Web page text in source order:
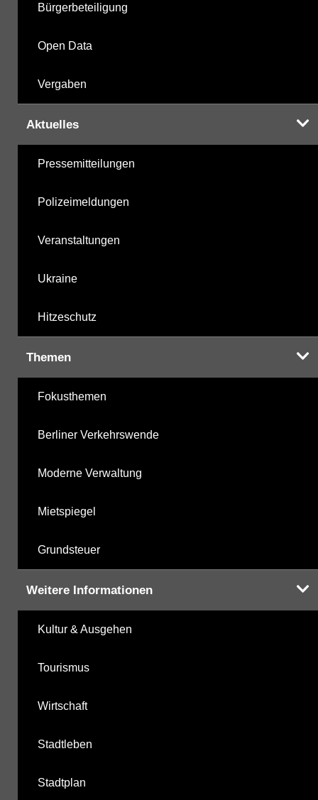
Bürgerbeteiligung
Open Data
Vergaben
Aktuelles
Pressemitteilungen
Polizeimeldungen
Veranstaltungen
Ukraine
Hitzeschutz
Themen
Fokusthemen
Berliner Verkehrswende
Moderne Verwaltung
Mietspiegel
Grundsteuer
Weitere Informationen
Kultur & Ausgehen
Tourismus
Wirtschaft
Stadtleben
Stadtplan